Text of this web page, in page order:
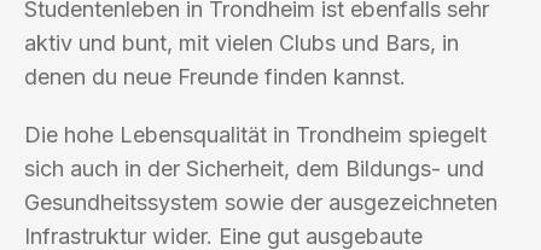
Studentenleben in Trondheim ist ebenfalls sehr
aktiv und bunt, mit vielen Clubs und Bars, in
denen du neue Freunde finden kannst.
Die hohe Lebensqualität in Trondheim spiegelt
sich auch in der Sicherheit, dem Bildungs- und
Gesundheitssystem sowie der ausgezeichneten
Infrastruktur wider. Eine gut ausgebaute